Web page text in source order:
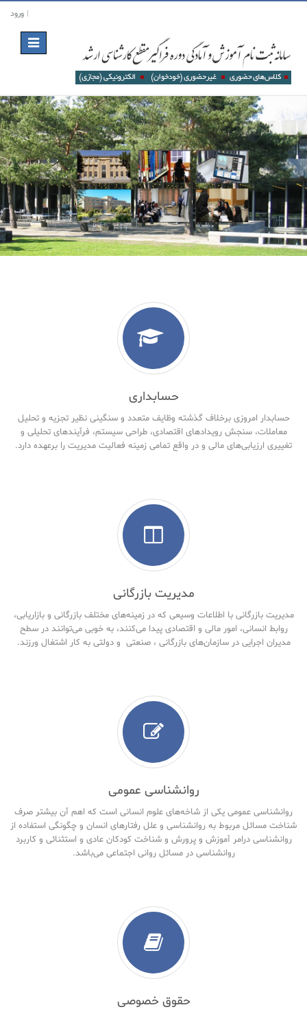
ورود
Toggle
navigation
حسابداری
حسابدار امروزی برخلاف گذشته وظایف متعدد و سنگینی نظیر تجزیه و تحلیل
معاملات، سنجش رویدادهای اقتصادی، طراحی سیستم، فرآیندهای تحلیلی و
تغییری ارزیابی‌های مالی و در واقع تمامی زمینه فعالیت مدیریت را برعهده دارد.
مدیریت بازرگانی
مدیریت بازرگانی با اطلاعات وسیعی که در زمینه‌های مختلف بازرگانی و بازاریابی،
روابط انسانی، امور مالی و اقتصادی پیدا می‌کنند، به خوبی می‌توانند در سطح
مدیران اجرایی در سازمان‌های بازرگانی ، صنعتی و دولتی به کار اشتغال ورزند.
روانشناسی عمومی
روانشناسی عمومی یکی از شاخه‌های علوم انسانی است که اهم آن بیشتر صرف
شناخت مسائل مربوط به روانشناسی و علل رفتارهای انسان و چگونگی استفاده از
روانشناسی درامر آموزش و پرورش و شناخت کودکان عادی و استثنائی و کاربرد
روانشناسی در مسائل روانی اجتماعی می‌باشد.
حقوق خصوصی